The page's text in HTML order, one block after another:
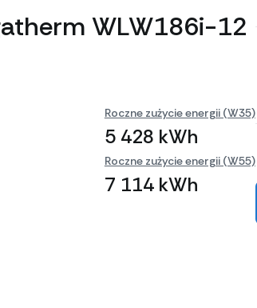
WLW186i-12
Roczne zużycie energii (W35)
5 428 kWh
Roczne zużycie energii (W55)
7 114 kWh